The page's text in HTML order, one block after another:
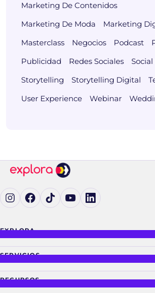
Marketing De Contenidos
Marketing De Moda
Marketing
Masterclass
Negocios Podcast
Publicidad
Redes Sociales
Storytelling
Storytelling Digital
User Experience
Webinar
Ig (se abre en una pestaña nueva)
Fb (se abre en una pestaña nueva)
tK (se abre en una pestaña
yT (se abre en una
in (se abre en una
EXPLORA
SERVICIOS
RECURSOS